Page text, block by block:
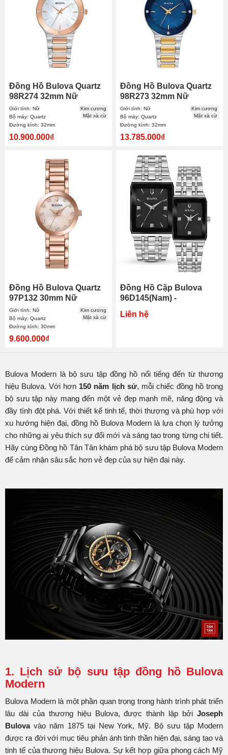
Đồng Hồ Bulova Quartz
98R274 32mm Nữ
Giới tính: Nữ
Bộ máy: Quartz
Đường kính: 32mm
Kim cương
Mặt xà cừ
10.900.000₫
Đồng Hồ Bulova Quartz
98R273 32mm Nữ
Giới tính: Nữ
Bộ máy: Quartz
Đường kính: 32mm
Kim cương
Mặt xà cừ
13.785.000₫
Đồng Hồ Bulova Quartz
97P132 30mm Nữ
Giới tính: Nữ
Bộ máy: Quartz
Đường kính: 30mm
Kim cương
Mặt xà cừ
9.600.000₫
Đồng Hồ Cặp Bulova
96D145(Nam) -
Liên hệ
Bulova Modern là bộ sưu tập đồng hồ nổi tiếng đến từ thương
hiệu Bulova. Với hơn 150 năm lịch sử, mỗi chiếc đồng hồ trong
bộ sưu tập này mang đến một vẻ đẹp mạnh mẽ, năng động và
đầy tính đột phá. Với thiết kế tinh tế, thời thượng và phù hợp với
xu hướng hiện đại, đồng hồ Bulova Modern là lựa chọn lý tưởng
cho những ai yêu thích sự đổi mới và sáng tạo trong từng chi tiết.
Hãy cùng Đồng hồ Tân Tân khám phá bộ sưu tập Bulova Modern
để cảm nhận sâu sắc hơn vẻ đẹp của sự hiện đại này.
1. Lịch sử bộ sưu tập đồng hồ Bulova
Modern
Bulova Modern là một phần quan trọng trong hành trình phát triển
lâu dài của thương hiệu Bulova, được thành lập bởi Joseph
Bulovavào năm 1875 tại New York, Mỹ. Bộ sưu tập Modern
được ra đời với mục tiêu phản ánh tinh thần hiện đại, sáng tạo và
tinh tế của thương hiệu Bulova. Sự kết hợp giữa phong cách Mỹ